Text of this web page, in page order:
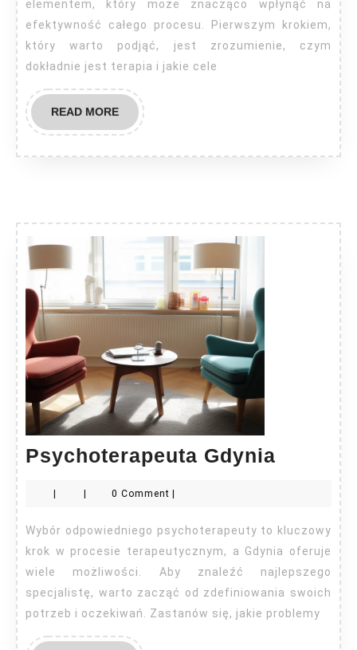
przygotowac?
elementem, który może znacząco wpłynąć na
efektywność całego procesu. Pierwszym krokiem,
który warto podjąć, jest zrozumienie, czym
dokładnie jest terapia i jakie cele
READ MOREREAD
MORE
Psychoterapeuta Gdynia
Gdynia
| | 0 Comment |
Wybór odpowiedniego psychoterapeuty to kluczowy
krok w procesie terapeutycznym, a Gdynia oferuje
wiele możliwości. Aby znaleźć najlepszego
specjalistę, warto zacząć od zdefiniowania swoich
potrzeb i oczekiwań. Zastanów się, jakie problemy